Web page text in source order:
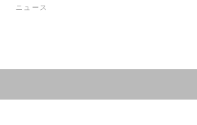
ニュース